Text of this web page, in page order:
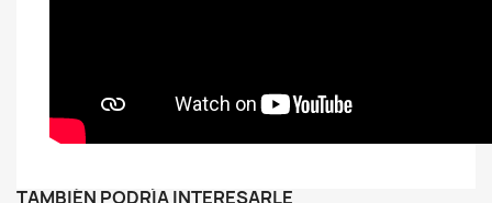
TAMBIÉN PODRÍA INTERESARLE